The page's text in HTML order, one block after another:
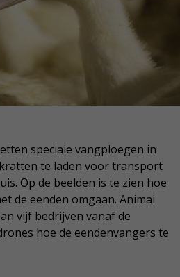
speciale vangploegen in
te laden voor transport
Op de beelden is te zien hoe
de eenden omgaan. Animal
vijf bedrijven vanaf de
hoe de eendenvangers te